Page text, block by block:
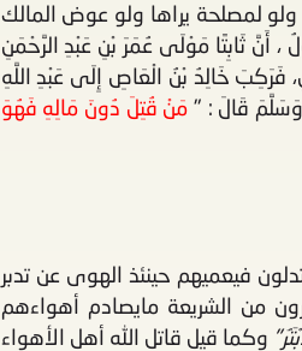
ولو لمصلحة يراها ولو عوض المالك
ثَابِتًا مَوْلَى عُمَرَ بْنِ عَبْدِ الرَّحْمَنِ
فَرَكِبَ خَالِدُ بْنُ الْعَاصِ إِلَى عَبْدِ اللَّهِ
وَسَلَّمَ قَالَ : " مَنْ قُتِلَ دُونَ مَالِهِ فَهُوَ
فيعميهم حينئذ الهوى عن تدبر
من الشريعة مايصادم أهواءهم
وكما قيل قاتل الله أهل الأهواء